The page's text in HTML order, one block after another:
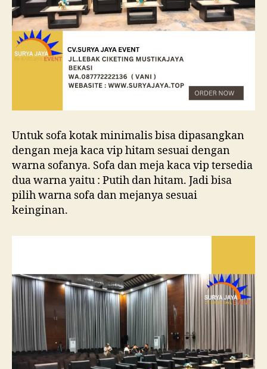
Untuk sofa kotak minimalis bisa dipasangkan
dengan meja kaca vip hitam sesuai dengan
warna sofanya. Sofa dan meja kaca vip tersedia
dua warna yaitu : Putih dan hitam. Jadi bisa
pilih warna sofa dan mejanya sesuai
keinginan.